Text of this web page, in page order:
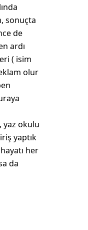
sonuçta
de
ardı
( isim
olur
yaz okulu
yaptık
her
da